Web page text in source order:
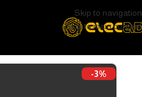
Skip to navigation
Skip to main content
-3%